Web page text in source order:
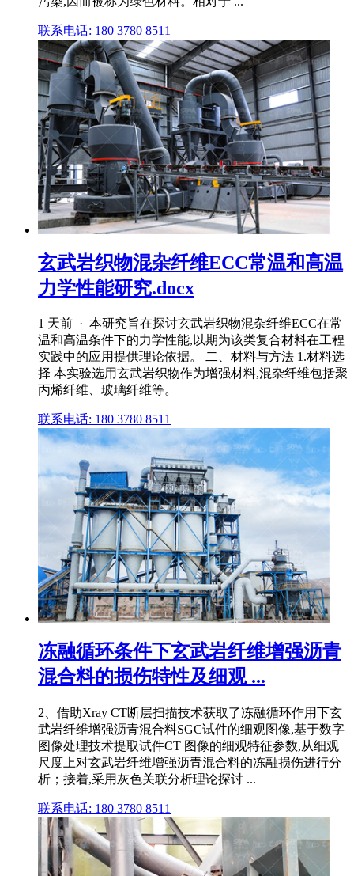
联系电话: 180 3780 8511
玄武岩织物混杂纤维ECC常温和高温
力学性能研究.docx
1 天前 · 本研究旨在探讨玄武岩织物混杂纤维ECC在常
温和高温条件下的力学性能,以期为该类复合材料在工程
实践中的应用提供理论依据。 二、材料与方法 1.材料选
择 本实验选用玄武岩织物作为增强材料,混杂纤维包括聚
丙烯纤维、玻璃纤维等。
联系电话: 180 3780 8511
冻融循环条件下玄武岩纤维增强沥青
混合料的损伤特性及细观 ...
2、借助Xray CT断层扫描技术获取了冻融循环作用下玄
武岩纤维增强沥青混合料SGC试件的细观图像,基于数字
图像处理技术提取试件CT 图像的细观特征参数,从细观
尺度上对玄武岩纤维增强沥青混合料的冻融损伤进行分
析；接着,采用灰色关联分析理论探讨 ...
联系电话: 180 3780 8511